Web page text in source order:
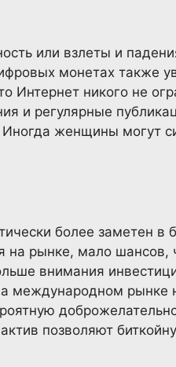
или взлеты и
монетах также
Интернет никого не
и регулярные
женщины могут
более заметен в
на рынке, мало
внимания
международном
позволяют